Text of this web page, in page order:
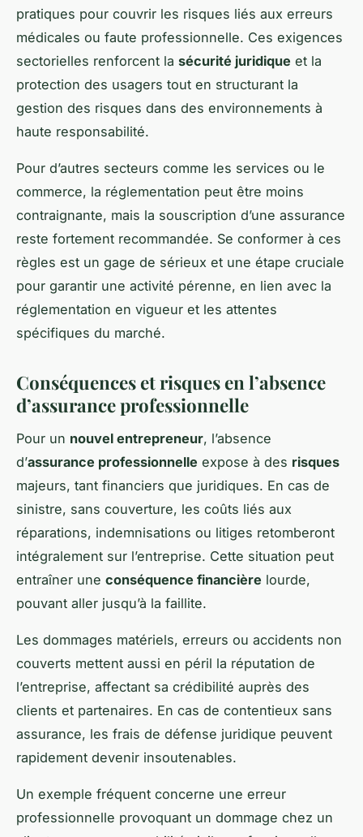
pratiques pour couvrir les risques liés aux erreurs
médicales ou faute professionnelle. Ces exigences
sectorielles renforcent la sécurité juridique et la
protection des usagers tout en structurant la
gestion des risques dans des environnements à
haute responsabilité.
Pour d’autres secteurs comme les services ou le
commerce, la réglementation peut être moins
contraignante, mais la souscription d’une assurance
reste fortement recommandée. Se conformer à ces
règles est un gage de sérieux et une étape cruciale
pour garantir une activité pérenne, en lien avec la
réglementation en vigueur et les attentes
spécifiques du marché.
Conséquences et risques en l’absence
d’assurance professionnelle
Pour un nouvel entrepreneur, l’absence
d’assurance professionnelle expose à des risques
majeurs, tant financiers que juridiques. En cas de
sinistre, sans couverture, les coûts liés aux
réparations, indemnisations ou litiges retomberont
intégralement sur l’entreprise. Cette situation peut
entraîner une conséquence financière lourde,
pouvant aller jusqu’à la faillite.
Les dommages matériels, erreurs ou accidents non
couverts mettent aussi en péril la réputation de
l’entreprise, affectant sa crédibilité auprès des
clients et partenaires. En cas de contentieux sans
assurance, les frais de défense juridique peuvent
rapidement devenir insoutenables.
Un exemple fréquent concerne une erreur
professionnelle provoquant un dommage chez un